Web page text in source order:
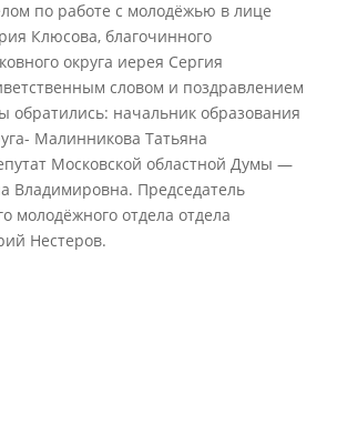
по работе с молодёжью в лице
Клюсова, благочинного
округа иерея Сергия
словом и поздравлением
обратились: начальник образования
Малинникова Татьяна
Московской областной Думы —
Владимировна. Председатель
молодёжного отдела отдела
Нестеров.